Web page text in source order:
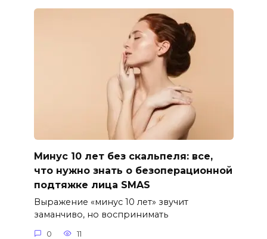
Минус 10 лет без скальпеля: все,
что нужно знать о безоперационной
подтяжке лица SMAS
Выражение «минус 10 лет» звучит
заманчиво, но воспринимать
0 11